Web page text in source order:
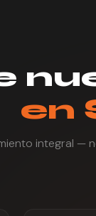
en
integral —